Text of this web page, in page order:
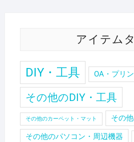
アイテム
DIY・工具 OA・プリ
その他のDIY・工具
その他のカーペット・マット その
その他のパソコン・周辺機器